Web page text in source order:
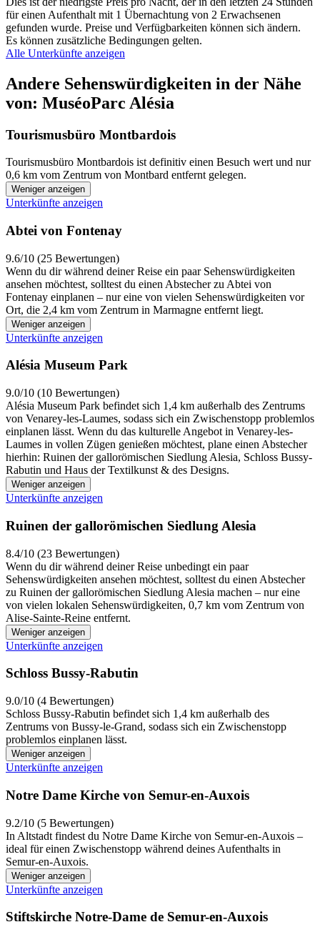
für einen Aufenthalt mit 1 Übernachtung von 2 Erwachsenen
gefunden wurde. Preise und Verfügbarkeiten können sich ändern.
Es können zusätzliche Bedingungen gelten.
Alle Unterkünfte anzeigen
Andere Sehenswürdigkeiten in der Nähe
von: MuséoParc Alésia
Tourismusbüro Montbardois
Tourismusbüro Montbardois ist definitiv einen Besuch wert und nur
0,6 km vom Zentrum von Montbard entfernt gelegen.
Weniger anzeigen
Unterkünfte anzeigen
Abtei von Fontenay
9.6/10 (25 Bewertungen)
Wenn du dir während deiner Reise ein paar Sehenswürdigkeiten
ansehen möchtest, solltest du einen Abstecher zu Abtei von
Fontenay einplanen – nur eine von vielen Sehenswürdigkeiten vor
Ort, die 2,4 km vom Zentrum in Marmagne entfernt liegt.
Weniger anzeigen
Unterkünfte anzeigen
Alésia Museum Park
9.0/10 (10 Bewertungen)
Alésia Museum Park befindet sich 1,4 km außerhalb des Zentrums
von Venarey-les-Laumes, sodass sich ein Zwischenstopp problemlos
einplanen lässt. Wenn du das kulturelle Angebot in Venarey-les-
Laumes in vollen Zügen genießen möchtest, plane einen Abstecher
hierhin: Ruinen der gallorömischen Siedlung Alesia, Schloss Bussy-
Rabutin und Haus der Textilkunst & des Designs.
Weniger anzeigen
Unterkünfte anzeigen
Ruinen der gallorömischen Siedlung Alesia
8.4/10 (23 Bewertungen)
Wenn du dir während deiner Reise unbedingt ein paar
Sehenswürdigkeiten ansehen möchtest, solltest du einen Abstecher
zu Ruinen der gallorömischen Siedlung Alesia machen – nur eine
von vielen lokalen Sehenswürdigkeiten, 0,7 km vom Zentrum von
Alise-Sainte-Reine entfernt.
Weniger anzeigen
Unterkünfte anzeigen
Schloss Bussy-Rabutin
9.0/10 (4 Bewertungen)
Schloss Bussy-Rabutin befindet sich 1,4 km außerhalb des
Zentrums von Bussy-le-Grand, sodass sich ein Zwischenstopp
problemlos einplanen lässt.
Weniger anzeigen
Unterkünfte anzeigen
Notre Dame Kirche von Semur-en-Auxois
9.2/10 (5 Bewertungen)
In Altstadt findest du Notre Dame Kirche von Semur-en-Auxois –
ideal für einen Zwischenstopp während deines Aufenthalts in
Semur-en-Auxois.
Weniger anzeigen
Unterkünfte anzeigen
Stiftskirche Notre-Dame de Semur-en-Auxois